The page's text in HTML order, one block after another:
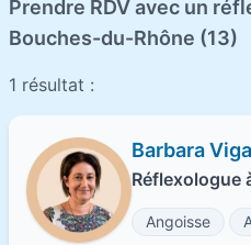
Prendre RDV avec un
Bouches-du-Rhône (13)
1 résultat :
Barbara
Réflexologue
Angoisse